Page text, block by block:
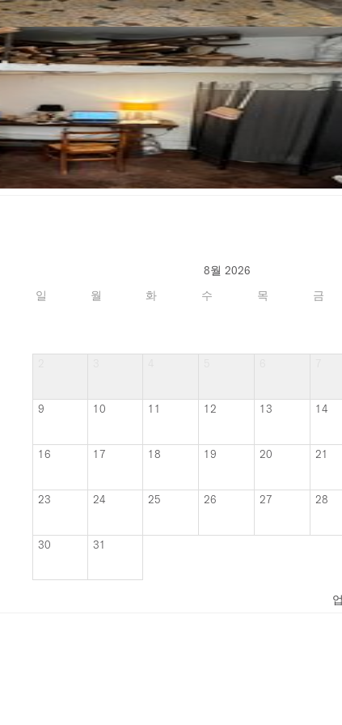
8월 2026
일
월 화 수 목 금
9 10 11 12 13 14
16 17 18 19 20 21
23 24 25 26 27 28
30 31